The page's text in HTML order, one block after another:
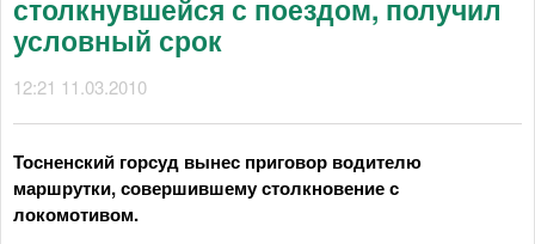
столкнувшейся с поездом, получил
условный срок
12:21 11.03.2010
Тосненский горсуд вынес приговор водителю
маршрутки, совершившему столкновение с
локомотивом.